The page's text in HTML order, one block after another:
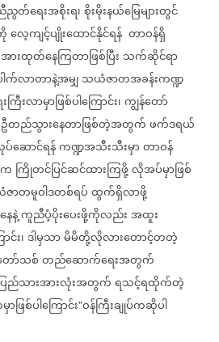
ညွတ်ရေးအစိုးရ၊စိုးမိုးနယ်မြေများတွင်
လေ့ကျင့်ပျိုးထောင်နိုင်ရန် တာဝန်ရှိ
ားထုတ်နေကြတာဖြစ်ပြီး သက်ဆိုင်ရာ
ါက်လာတာနဲ့အမျှသယံဇာတအခန်းကဏ္ဍ
းလာမှာဖြစ်ပါကြောင်း၊ကျွန်တော်
ဦတည်သွားနေတာဖြစ်တဲ့အတွက်ဖက်ဒရယ်
ောင်ရန်ကဏ္ဍအသီးသီးမှာတာဝန်
ကြိုတင်ပြင်ဆင်ထားကြဖို့လိုအပ်မှာဖြစ်
ာတမူဝါဒတစ်ရပ်ထွက်ရှိလာဖို့
ေနဲ့ကူညီပံ့ပိုးပေးဖို့ကိုလည်းအထူး
း၊ဒါမှသာမိမိတို့လိုလားတောင့်တတဲ့
ော်သစ်တည်ဆောက်ရေးအတွက်
ြည်သားအားလုံးအတွက်ရသင့်ရထိုက်တဲ့
ာဖြစ်ပါကြောင်း"ဝန်ကြီးချုပ်ကဆိုပါ